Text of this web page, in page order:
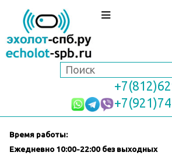
Время работы:
Ежедневно 10:00-22:00 без выходных